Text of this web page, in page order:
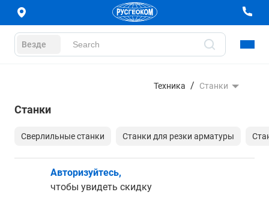
Везде
Техника Станки
Станки
Сверлильные станки Станки для резки арматуры
Авторизуйтесь,
чтобы увидеть скидку